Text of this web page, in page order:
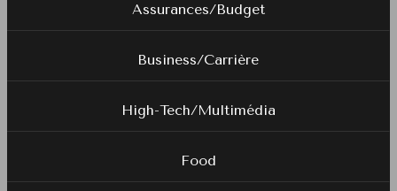
Assurances/Budget
Business/Carrière
High-Tech/Multimédia
Food